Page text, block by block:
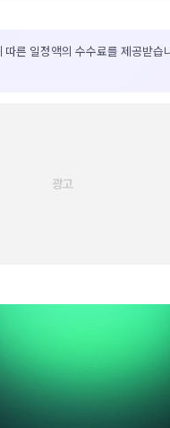
따른 일정액의 수수료를 제공받습